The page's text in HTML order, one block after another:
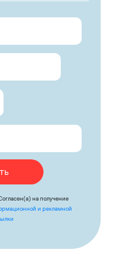
на получение
и рекламной